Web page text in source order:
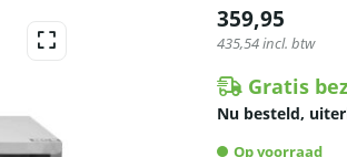
359,95
435,54incl. btw
Gratis
Nu besteld,
Op voorraad